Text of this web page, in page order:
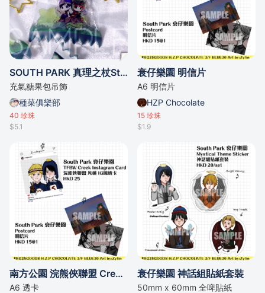
SOUTH PARK 真理之杖Style 糖果包
充氣糖果包吊飾
種菜俱樂部
40 珍珠
$5.1
衰仔樂園 明信片
A6 明信片
HZP Chocolate
15 珍珠
$1.9
南方公園 浣熊俠聯盟 Creek IG風透卡
A6 透卡
衰仔樂園 神話組貼紙套裝
50mm x 60mm 全啤貼紙